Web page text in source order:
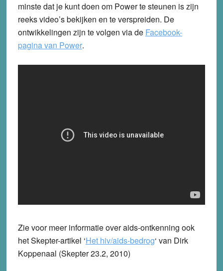
minste dat je kunt doen om Power te steunen is zijn
reeks video’s bekijken en te verspreiden. De
ontwikkelingen zijn te volgen via de Facebook-
pagina van Power.
Zie voor meer informatie over aids-ontkenning ook
het Skepter-artikel ‘Het hiv/aids-bedrog‘ van Dirk
Koppenaal (Skepter 23.2, 2010)